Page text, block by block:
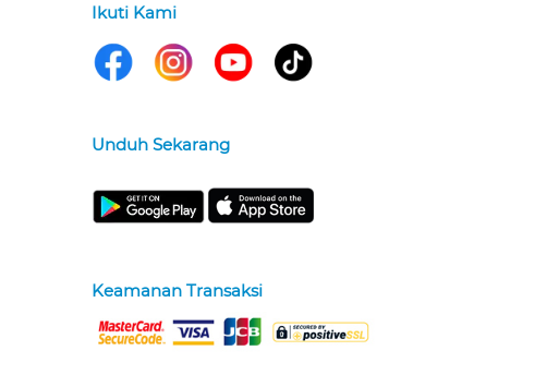
Ikuti Kami
Unduh Sekarang
Keamanan Transaksi